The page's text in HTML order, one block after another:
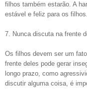
filhos também estarão. A
estável e feliz para os filhos.
7. Nunca discuta na frente
Os filhos devem ser um
frente deles pode gerar
longo prazo, como
discutir alguma coisa, é